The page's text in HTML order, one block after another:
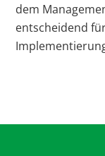
dem
entscheidend